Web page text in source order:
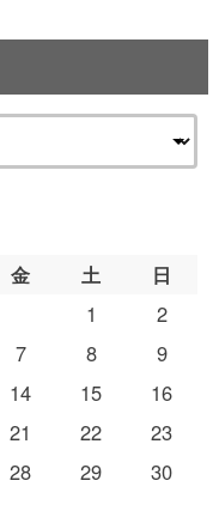
金 土
日
1
2
7 8
9
14 15
16
21 22
23
28 29
30